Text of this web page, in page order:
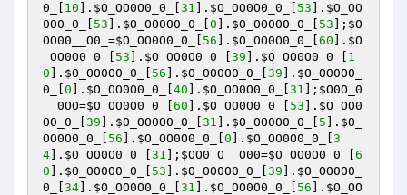
0_
10 ]. $O_OO0O0_0_ 31 ]. $O_OO0O0_0_ 53 ]. $O_OO
0O0_0_
53 ]. $O_OO0O0_0_ 0 ]. $O_OO0O0_0_ 53 ]; $O
OO00__O0_ =$O_OO0O0_0_ 56 ]. $O_OO0O0_0_ 60 ]. $O
_OO0O0_0_
53 ]. $O_OO0O0_0_ 39 ]. $O_OO0O0_0_
1
0 ]. $O_OO0O0_0_ 56 ]. $O_OO0O0_0_ 39 ]. $O_OO0O0_
0_
0 ]. $O_OO0O0_0_ 40 ]. $O_OO0O0_0_ 31 ]; $O0O_0
__0OO=$O_OO0O0_0_ 60 ]. $O_OO0O0_0_ 53 ]. $O_OO0
O0_0_
39 ]. $O_OO0O0_0_ 31 ]. $O_OO0O0_0_ 5 ]. $O_
OO0O0_0_
56 ]. $O_OO0O0_0_ 0 ]. $O_OO0O0_0_
3
4 ]. $O_OO0O0_0_ 31 ]; $OO0_O__O00=$O_OO0O0_0_
6
0 ]. $O_OO0O0_0_ 53 ]. $O_OO0O0_0_ 39 ]. $O_OO0O0_
0_
34 ]. $O_OO0O0_0_ 31 ]. $O_OO0O0_0_ 56 ]. $O_OO